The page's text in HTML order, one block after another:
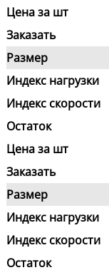
Цена за шт
Заказать
Размер
Индекс нагрузки
Индекс скорости
Остаток
Цена за шт
Заказать
Размер
Индекс нагрузки
Индекс скорости
Остаток